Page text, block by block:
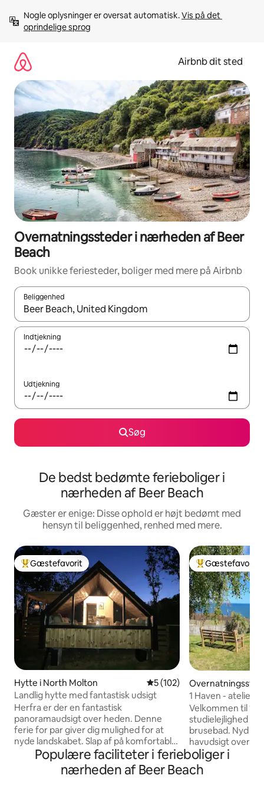
videre
Nogle oplysninger er oversat automatisk. Vis på det
oprindelige sprog
Airbnb dit sted
Overnatningssteder i nærheden af Beer
Beach
Book unikke feriesteder, boliger med mere på Airbnb
Beliggenhed
Når resultaterne er tilgængelige, skal du navigere med
Indtjekning
Udtjekning
Søg
De bedst bedømte ferieboliger i
nærheden af Beer Beach
Gæster er enige: Disse ophold er højt bedømt med
hensyn til beliggenhed, renhed med mere.
Bedste gæstefavorit
Gæstefavorit
Hytte i North Molton 5 ud af 5 i gennemsnitlig
5 (102)
Landlig hytte med fantastisk udsigt
Herfra er der en fantastisk
panoramaudsigt over heden. Denne
ferie for par giver dig mulighed for at
nyde landskabet. Slap af på komfortable
sofaer, mens du kigger ud af vinduet,
eller slap af i spabadet med bålet. Du kan
møde vores alpacaer. Ekstraordinære
Bedste
Gæstefavorit
Overnatningssted
1 Haven - atelier/
pool/dampbad
Velkommen til 1
studielejlighed
brusebad. Nyd
havudsigt over
eller fra udendørs
vores
indendørs private
Populære faciliteter i ferieboliger i
nærheden af Beer Beach